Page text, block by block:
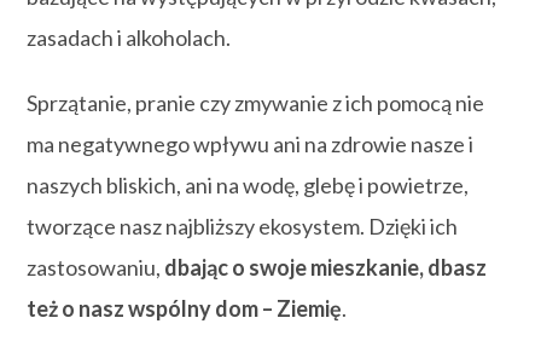
zasadach i alkoholach.
Sprzątanie, pranie czy zmywanie z ich pomocą nie
ma negatywnego wpływu ani na zdrowie nasze i
naszych bliskich, ani na wodę, glebę i powietrze,
tworzące nasz najbliższy ekosystem. Dzięki ich
zastosowaniu, dbając o swoje mieszkanie, dbasz
też o nasz wspólny dom – Ziemię.